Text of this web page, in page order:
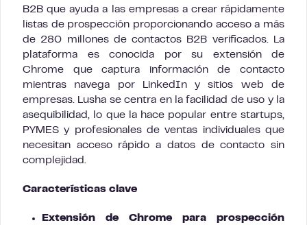
B2B que ayuda a las empresas a crear rápidamente
listas de prospección proporcionando acceso a más
de 280 millones de contactos B2B verificados. La
plataforma es conocida por su extensión de
Chrome que captura información de contacto
mientras navega por LinkedIn y sitios web de
empresas. Lusha se centra en la facilidad de uso y la
asequibilidad, lo que la hace popular entre startups,
PYMES y profesionales de ventas individuales que
necesitan acceso rápido a datos de contacto sin
complejidad.
Características clave
Extensión de Chrome para prospección